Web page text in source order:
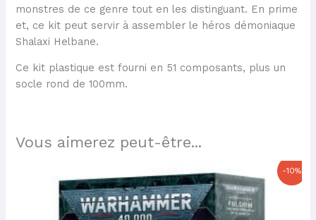
monstres de ce genre tout en les distinguant. En prime
et, ce kit peut servir à assembler le héros démoniaque
Shalaxi Helbane.
Ce kit plastique est fourni en 51 composants, plus un
socle rond de 100mm.
Vous aimerez peut-être...
-10%
prix
initial
était :
135,00 €.
prix
actuel
est :
121,50 €.